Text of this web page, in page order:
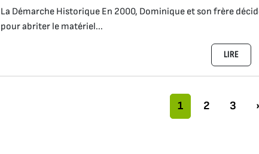
La Démarche Historique En 2000, Dominique et son frère
pour abriter le matériel...
LIRE
Page actuelle
1 Pages
2 Pages
3 ›